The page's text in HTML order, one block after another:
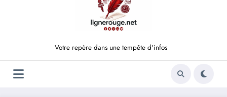
Votre repère dans une tempête d'infos